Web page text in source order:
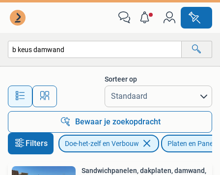
Alle afstanden…
Sorteer op
Bewaar je zoekopdracht
Filters Doe-het-zelf en Verbouw Platen en
Sandwichpanelen, dakplaten, damwand,